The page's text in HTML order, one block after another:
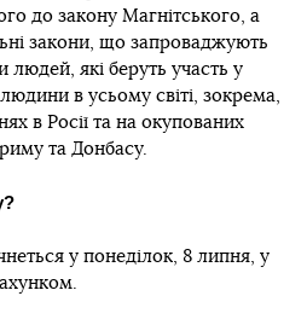
до закону Магнітського, а
закони, що запроваджують
людей, які беруть участь у
в усьому світі, зокрема,
в Росії та на окупованих
та Донбасу.
у понеділок, 8 липня, у